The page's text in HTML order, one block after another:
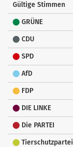
Gültige Stimmen
GRÜNE
CDU
SPD
AfD
FDP
DIE LINKE
Die PARTEI
Tierschutzpartei